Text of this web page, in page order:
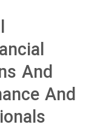
And
And